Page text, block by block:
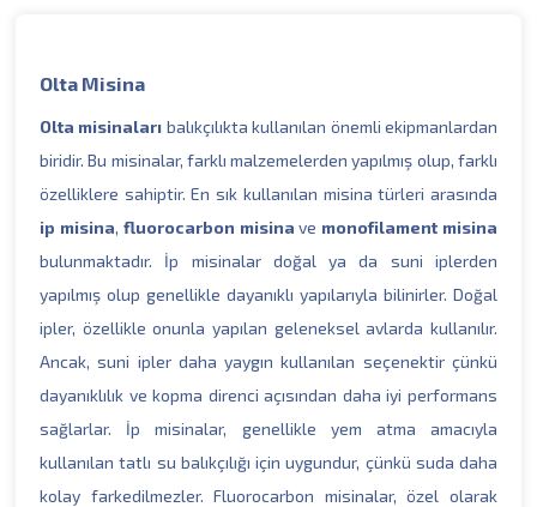
Olta Misina
Olta misinaları balıkçılıkta kullanılan önemli ekipmanlardan
biridir. Bu misinalar, farklı malzemelerden yapılmış olup, farklı
özelliklere sahiptir. En sık kullanılan misina türleri arasında
ip misina, fluorocarbon misina ve monofilament misina
bulunmaktadır. İp misinalar doğal ya da suni iplerden
yapılmış olup genellikle dayanıklı yapılarıyla bilinirler. Doğal
ipler, özellikle onunla yapılan geleneksel avlarda kullanılır.
Ancak, suni ipler daha yaygın kullanılan seçenektir çünkü
dayanıklılık ve kopma direnci açısından daha iyi performans
sağlarlar. İp misinalar, genellikle yem atma amacıyla
kullanılan tatlı su balıkçılığı için uygundur, çünkü suda daha
kolay farkedilmezler. Fluorocarbon misinalar, özel olarak